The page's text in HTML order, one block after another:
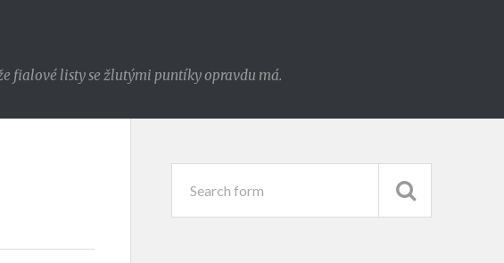
fialové listy se žlutými puntíky opravdu má.